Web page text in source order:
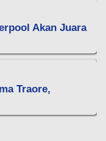
Akan Juara
Traore,